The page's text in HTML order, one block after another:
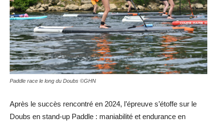
Paddle race le long du Doubs ©GHN
Après le succès rencontré en 2024, l’épreuve s’étoffe sur le
Doubs en stand-up Paddle : maniabilité et endurance en